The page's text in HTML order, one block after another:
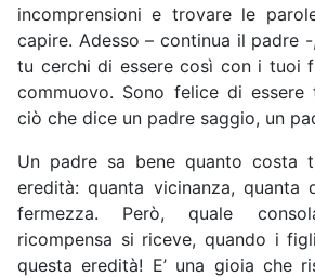
incomprensioni e trovare le
capire. Adesso – continua il padre
tu cerchi di essere così con i tuoi
commuovo. Sono felice di essere
ciò che dice un padre saggio, un
Un padre sa bene quanto costa
eredità: quanta vicinanza, quanta
fermezza. Però, quale
ricompensa si riceve, quando i
questa eredità! E’ una gioia che